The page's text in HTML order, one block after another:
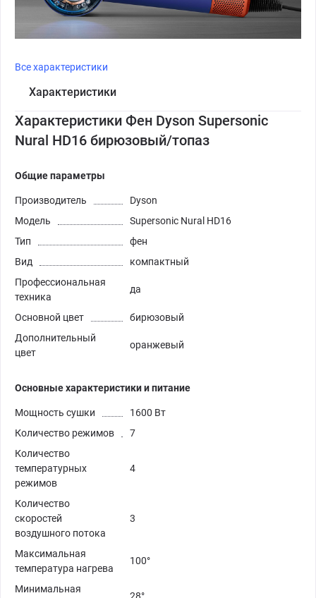
Все характеристики
Характеристики
Характеристики Фен Dyson Supersonic
Nural HD16 бирюзовый/топаз
Общие параметры
Производитель
Dyson
Модель
Supersonic Nural HD16
Тип
фен
Вид
компактный
Профессиональная
техника
да
Основной цвет
бирюзовый
Дополнительный
цвет
оранжевый
Основные характеристики и питание
Мощность сушки
1600 Вт
Количество режимов
7
Количество
температурных
режимов
4
Количество
скоростей
воздушного потока
3
Максимальная
температура нагрева
100°
Минимальная